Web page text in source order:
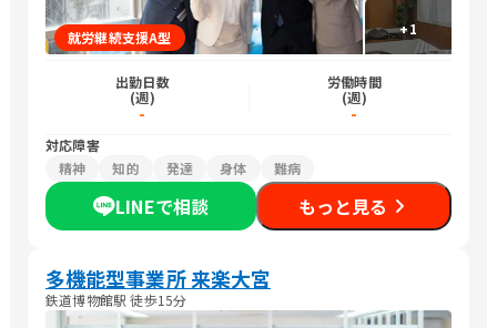
+1
就労継続支援A型
出勤日数
(週)
-
労働時間
(週)
-
対応障害
精神
知的 発達 身体 難病
LINEで相談 もっと見る
多機能型事業所 来楽大宮
鉄道博物館駅 徒歩15分